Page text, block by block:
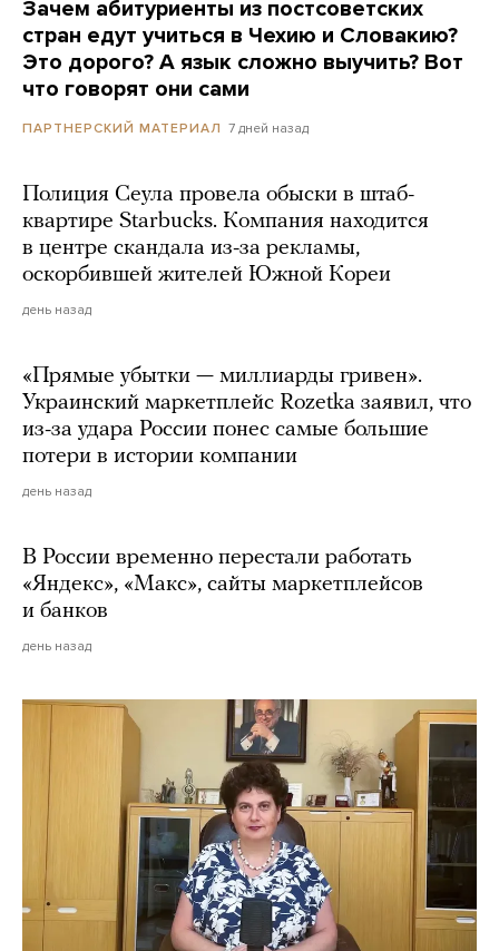
Зачем абитуриенты из постсоветских
стран едут учиться в Чехию и Словакию?
Это дорого? А язык сложно выучить? Вот
что говорят они сами
ПАРТНЕРСКИЙ МАТЕРИАЛ 7 дней назад
Полиция Сеула провела обыски в штаб-
квартире Starbucks. Компания находится
в центре скандала из-за рекламы,
оскорбившей жителей Южной Кореи
день назад
«Прямые убытки — миллиарды гривен».
Украинский маркетплейс Rozetka заявил, что
из-за удара России понес самые большие
потери в истории компании
день назад
В России временно перестали работать
«Яндекс», «Макс», сайты маркетплейсов
и банков
день назад